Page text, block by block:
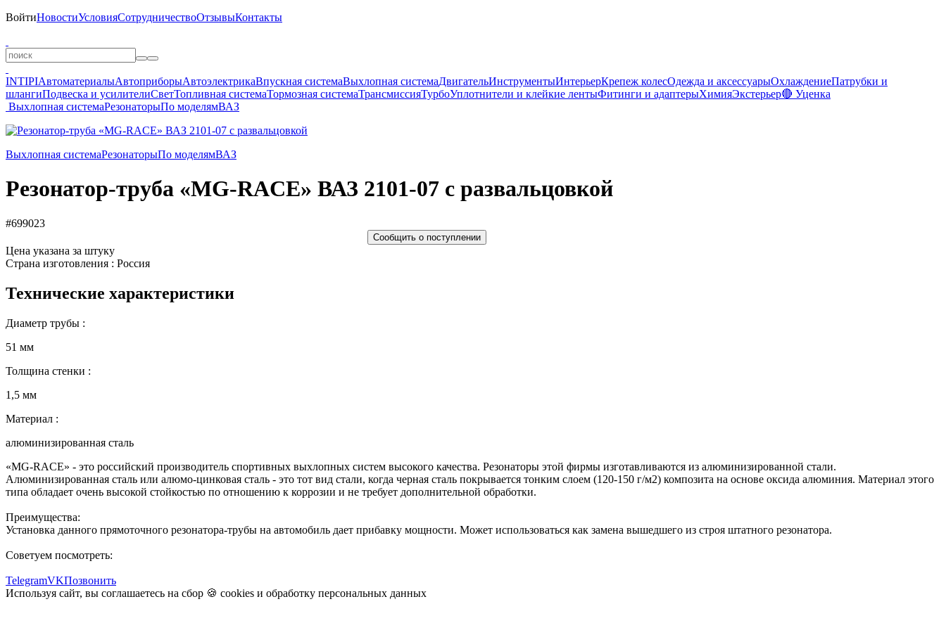
ВойтиНовостиУсловияСотрудничествоОтзывыКонтакты
INTIPIАвтоматериалыАвтоприборыАвтоэлектрикаВпускная системаВыхлопная системаДвигательИнструментыИнтерьерКрепеж колесОдежда и аксессуарыОхлаждениеПатрубки и
шлангиПодвеска и усилителиСветТопливная системаТормозная системаТрансмиссияТурбоУплотнители и клейкие лентыФитинги и адаптерыХимияЭкстерьер🔴 Уценка
Выхлопная системаРезонаторыПо моделямВАЗ
Выхлопная системаРезонаторыПо моделямВАЗ
Резонатор-труба «MG-RACE» ВАЗ 2101-07 с развальцовкой
#699023
Сообщить о поступлении
Цена указана за штуку
Страна изготовления : Россия
Технические характеристики
Диаметр трубы :
51 мм
Толщина стенки :
1,5 мм
Материал :
алюминизированная сталь
«MG-RACE» - это российский производитель спортивных выхлопных систем высокого качества. Резонаторы этой фирмы изготавливаются из алюминизированной стали.
Алюминизированная сталь или алюмо-цинковая сталь - это тот вид стали, когда черная сталь покрывается тонким слоем (120-150 г/м2) композита на основе оксида алюминия. Материал этого
типа обладает очень высокой стойкостью по отношению к коррозии и не требует дополнительной обработки.
Преимущества:
Установка данного прямоточного резонатора-трубы на автомобиль дает прибавку мощности. Может использоваться как замена вышедшего из строя штатного резонатора.
Советуем посмотреть:
TelegramVKПозвонить
Используя сайт, вы соглашаетесь на сбор 🍪 cookies и обработку персональных данных